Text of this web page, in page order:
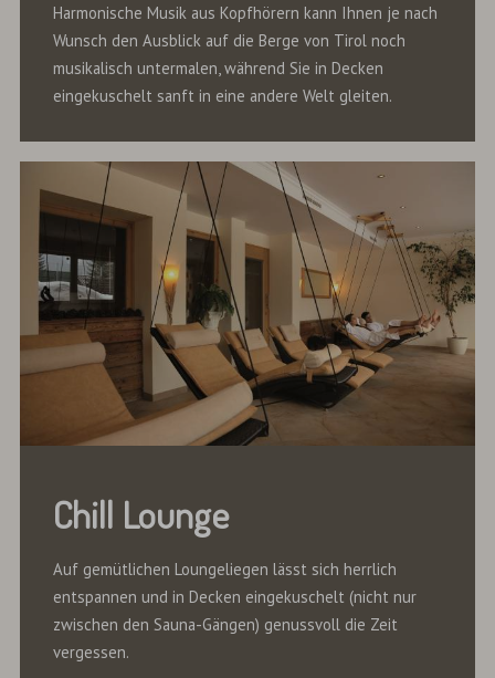
Harmonische Musik aus Kopfhörern kann Ihnen je nach
Wunsch den Ausblick auf die Berge von Tirol noch
musikalisch untermalen, während Sie in Decken
eingekuschelt sanft in eine andere Welt gleiten.
Chill Lounge
Auf gemütlichen Loungeliegen lässt sich herrlich
entspannen und in Decken eingekuschelt (nicht nur
zwischen den Sauna-Gängen) genussvoll die Zeit
vergessen.